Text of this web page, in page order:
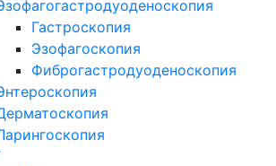
Гастроскопия
Эзофагоскопия
Фиброгастродуоденоскопия